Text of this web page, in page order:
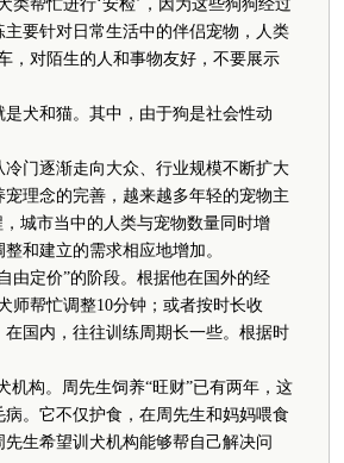
帮忙进行‘安检’，因为这些狗狗经过
要针对日常生活中的伴侣宠物，人类
，对陌生的人和事物友好，不要展示
犬和猫。其中，由于狗是社会性动
门逐渐走向大众、行业规模不断扩大
理念的完善，越来越多年轻的宠物主
城市当中的人类与宠物数量同时增
和建立的需求相应地增加。
定价”的阶段。根据他在国外的经
师帮忙调整10分钟；或者按时长收
国内，往往训练周期长一些。根据时
构。周先生饲养“旺财”已有两年，这
。它不仅护食，在周先生和妈妈喂食
生希望训犬机构能够帮自己解决问